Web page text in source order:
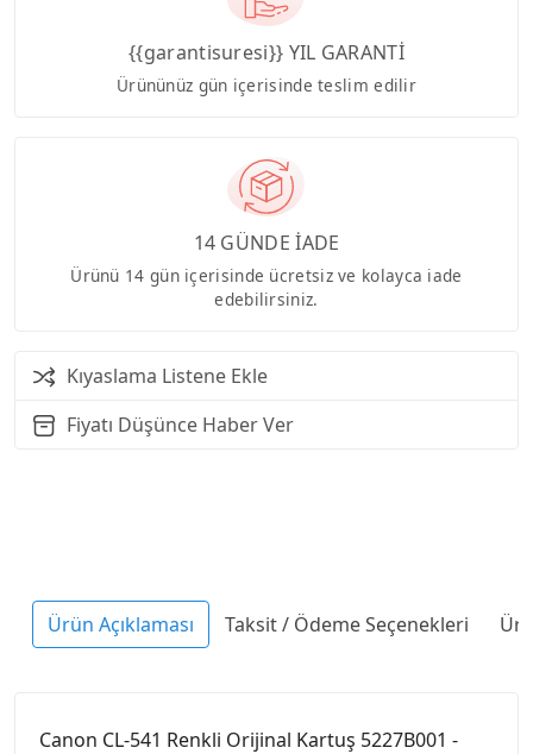
{{garantisuresi}} YIL GARANTİ
Ürününüz gün içerisinde teslim edilir
14 GÜNDE İADE
Ürünü 14 gün içerisinde ücretsiz ve kolayca iade
edebilirsiniz.
Kıyaslama Listene Ekle
Fiyatı Düşünce Haber Ver
Ürün Açıklaması Taksit / Ödeme Seçenekleri
Canon CL-541 Renkli Orijinal Kartuş 5227B001 -